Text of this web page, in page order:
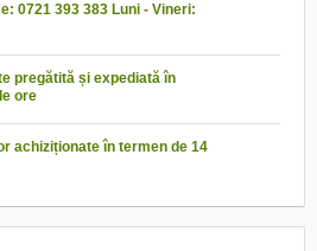
0721 393 383 Luni - Vineri:
pregătită și expediată în
ore
achiziționate în termen de 14